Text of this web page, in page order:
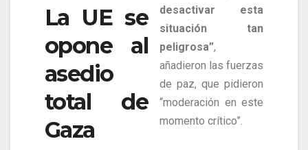
La UE se
opone al
asedio
total de
Gaza
desactivar esta
situación tan
peligrosa”,
añadieron las fuerzas
de paz, que pidieron
“moderación en este
momento crítico”.